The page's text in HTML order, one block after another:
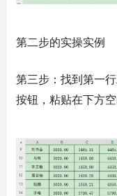
第二步的实操实例
第三步：找到第一
按钮，粘贴在下方空